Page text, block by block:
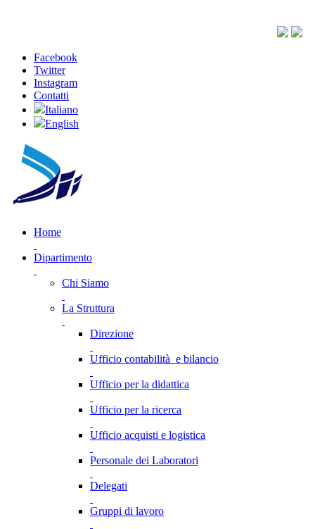
Facebook
Twitter
Instagram
Contatti
Italiano
English
Home
Dipartimento
Chi Siamo
La Struttura
Direzione
Ufficio contabilità e bilancio
Ufficio per la didattica
Ufficio per la ricerca
Ufficio acquisti e logistica
Personale dei Laboratori
Delegati
Gruppi di lavoro